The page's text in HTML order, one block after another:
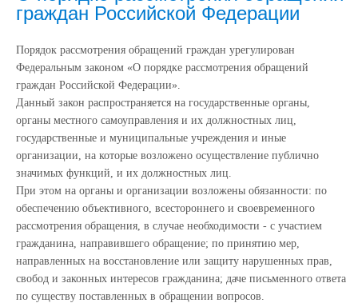
граждан Российской Федерации
Порядок рассмотрения обращений граждан урегулирован
Федеральным законом «О порядке рассмотрения обращений
граждан Российской Федерации».
Данный закон распространяется на государственные органы,
органы местного самоуправления и их должностных лиц,
государственные и муниципальные учреждения и иные
организации, на которые возложено осуществление публично
значимых функций, и их должностных лиц.
При этом на органы и организации возложены обязанности: по
обеспечению объективного, всестороннего и своевременного
рассмотрения обращения, в случае необходимости - с участием
гражданина, направившего обращение; по принятию мер,
направленных на восстановление или защиту нарушенных прав,
свобод и законных интересов гражданина; даче письменного ответа
по существу поставленных в обращении вопросов.